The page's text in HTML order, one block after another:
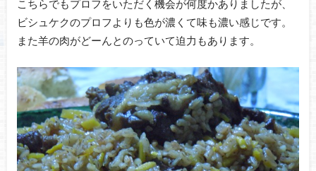
こちらでもプロフをいただく機会が何度かありましたが、
ビシュケクのプロフよりも色が濃くて味も濃い感じです。
また羊の肉がどーんとのっていて迫力もあります。